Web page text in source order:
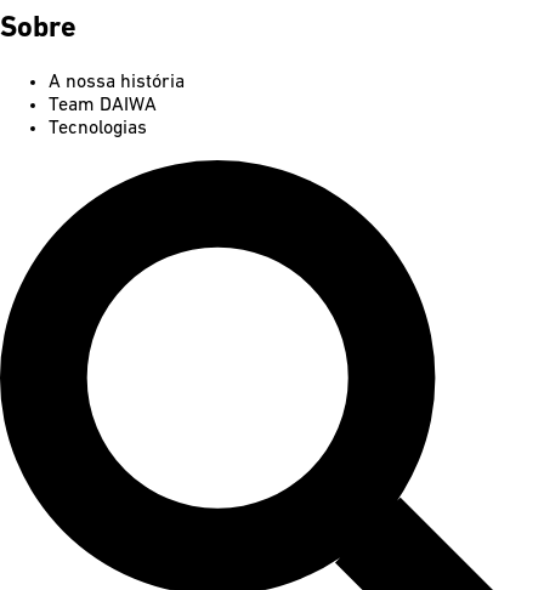
Sobre
A nossa história
Team DAIWA
Tecnologias